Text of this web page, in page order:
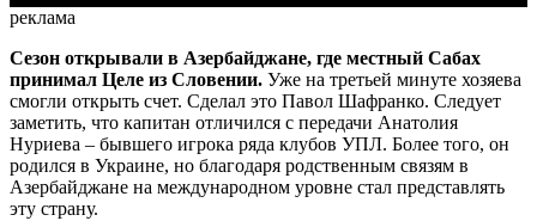
реклама
Сезон открывали в Азербайджане, где местный Сабах
принимал Целе из Словении. Уже на третьей минуте хозяева
смогли открыть счет. Сделал это Павол Шафранко. Следует
заметить, что капитан отличился с передачи Анатолия
Нуриева – бывшего игрока ряда клубов УПЛ. Более того, он
родился в Украине, но благодаря родственным связям в
Азербайджане на международном уровне стал представлять
эту страну.